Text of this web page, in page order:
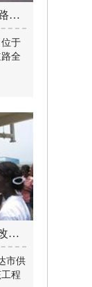
QUIRINO Highway(C5)道路工程 / 2019-07-10
于
全
风
终
了
荣
安哥拉罗安达市供水系统改造工程 / 2019-07-10
市供
程